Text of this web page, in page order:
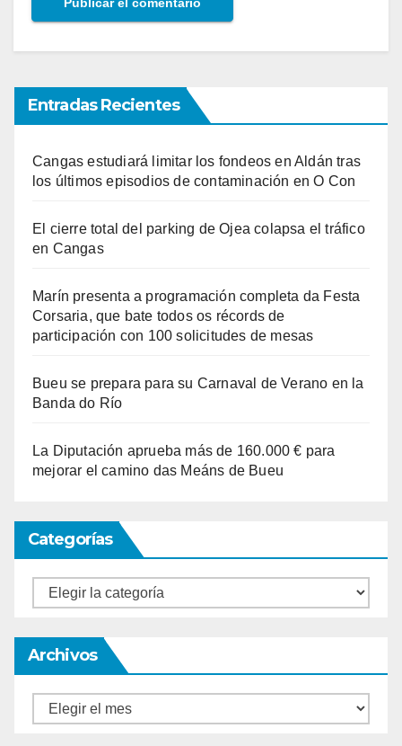
Entradas Recientes
Cangas estudiará limitar los fondeos en Aldán tras
los últimos episodios de contaminación en O Con
El cierre total del parking de Ojea colapsa el tráfico
en Cangas
Marín presenta a programación completa da Festa
Corsaria, que bate todos os récords de
participación con 100 solicitudes de mesas
Bueu se prepara para su Carnaval de Verano en la
Banda do Río
La Diputación aprueba más de 160.000 € para
mejorar el camino das Meáns de Bueu
Categorías
Categorías
Archivos
Archivos